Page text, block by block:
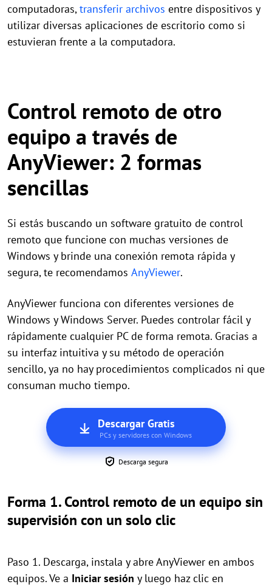
computadoras,transferir archivos entre dispositivos y
utilizar diversas aplicaciones de escritorio como si
estuvieran frente a la computadora.
Control remoto de otro
equipo a través de
AnyViewer: 2 formas
sencillas
Si estás buscando un software gratuito de control
remoto que funcione con muchas versiones de
Windows y brinde una conexión remota rápida y
segura, te recomendamos AnyViewer.
AnyViewer funciona con diferentes versiones de
Windows y Windows Server. Puedes controlar fácil y
rápidamente cualquier PC de forma remota. Gracias a
su interfaz intuitiva y su método de operación
sencillo, ya no hay procedimientos complicados ni que
consuman mucho tiempo.
Descargar Gratis
PCs y servidores con Windows
Descarga segura
Forma 1. Control remoto de un equipo sin
supervisión con un solo clic
Paso 1. Descarga, instala y abre AnyViewer en ambos
equipos. Ve a Iniciar sesión y luego haz clic en